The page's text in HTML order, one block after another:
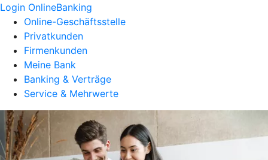
Login OnlineBanking
Online-Geschäftsstelle
Privatkunden
Firmenkunden
Meine Bank
Banking & Verträge
Service & Mehrwerte